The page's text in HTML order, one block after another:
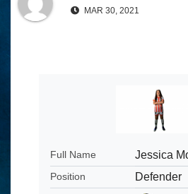
MAR 30, 2021
Full Name Jessica
Position Defender